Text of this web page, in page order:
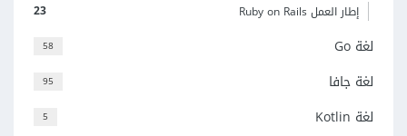
23 إطار العمل Ruby on Rails
58 لغة Go
95 لغة جافا
5 لغة Kotlin